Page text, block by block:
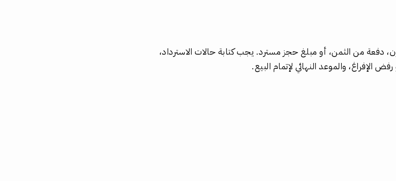
دفعة من الثمن، أو مبلغ حجز مسترد. يجب كتابة حالات الاسترداد،
الإفراغ، والموعد النهائي لإتمام البيع.